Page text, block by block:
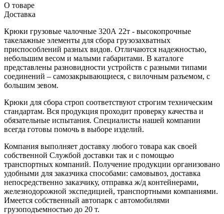
О товаре
Доставка
Крюки грузовые чалочные 320А 22т - высокопрочные
такелажные элементы для сбора грузозахватных
приспособлений разных видов. Отличаются надежностью,
небольшим весом и малыми габаритами. В каталоге
представлены разновидности устройств с разными типами
соединений – самозакрывающиеся, с вилочным разъемом, с
большим зевом.
Крюки для сбора строп соответствуют строгим техническим
стандартам. Вся продукция проходит проверку качества и
обязательные испытания. Специалисты нашей компании
всегда готовы помочь в выборе изделий.
Компания выполняет доставку любого товара как своей
собственной Службой доставки так и с помощью
транспортных компаний. Получение продукции организовано
удобными для заказчика способами: самовывоз, доставка
непосредственно заказчику, отправка ж/д контейнерами,
железнодорожной экспедицией, транспортными компаниями.
Имеется собственный автопарк с автомобилями
грузоподъемностью до 20 т.